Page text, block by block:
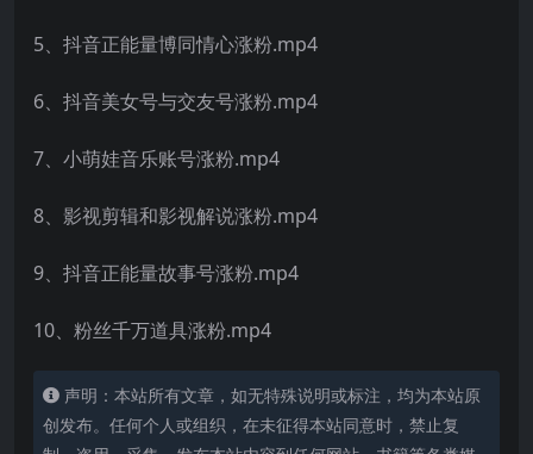
5、抖音正能量博同情心涨粉.mp4
6、抖音美女号与交友号涨粉.mp4
7、小萌娃音乐账号涨粉.mp4
8、影视剪辑和影视解说涨粉.mp4
9、抖音正能量故事号涨粉.mp4
10、粉丝千万道具涨粉.mp4
声明：本站所有文章，如无特殊说明或标注，均为本站原
创发布。任何个人或组织，在未征得本站同意时，禁止复